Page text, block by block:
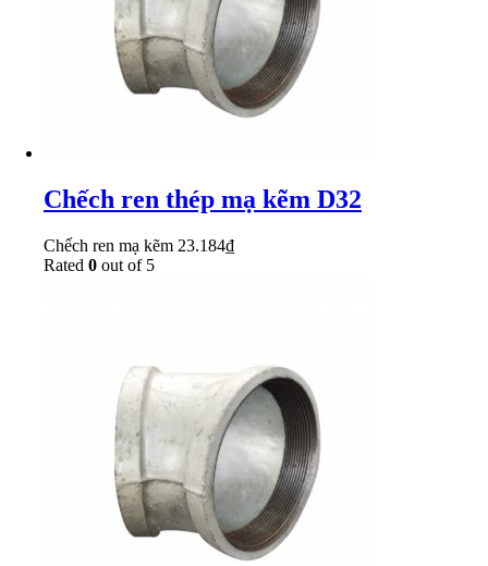
Chếch ren thép mạ kẽm D32
Chếch ren mạ kẽm 23.184₫
Rated 0 out of 5